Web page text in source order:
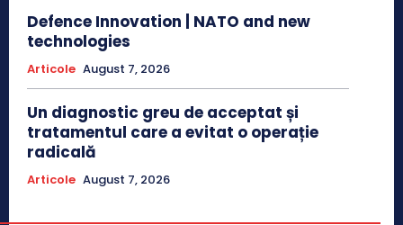
Defence Innovation | NATO and new
technologies
Articole August 7, 2026
Un diagnostic greu de acceptat și
tratamentul care a evitat o operație
radicală
Articole August 7, 2026